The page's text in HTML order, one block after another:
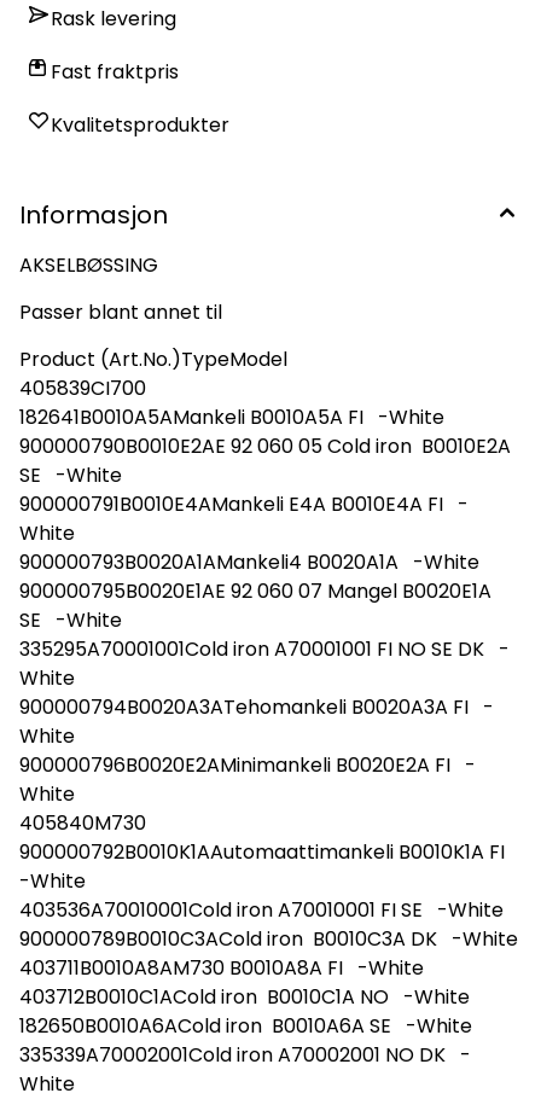
Rask levering
Fast fraktpris
Kvalitetsprodukter
Informasjon
AKSELBØSSING
Passer blant annet til
Product (Art.No.)TypeModel
405839CI700
182641B0010A5AMankeli B0010A5A FI -White
900000790B0010E2AE 92 060 05 Cold iron B0010E2A
SE -White
900000791B0010E4AMankeli E4A B0010E4A FI -
White
900000793B0020A1AMankeli4 B0020A1A -White
900000795B0020E1AE 92 060 07 Mangel B0020E1A
SE -White
335295A70001001Cold iron A70001001 FI NO SE DK -
White
900000794B0020A3ATehomankeli B0020A3A FI -
White
900000796B0020E2AMinimankeli B0020E2A FI -
White
405840M730
900000792B0010K1AAutomaattimankeli B0010K1A FI
-White
403536A70010001Cold iron A70010001 FI SE -White
900000789B0010C3ACold iron B0010C3A DK -White
403711B0010A8AM730 B0010A8A FI -White
403712B0010C1ACold iron B0010C1A NO -White
182650B0010A6ACold iron B0010A6A SE -White
335339A70002001Cold iron A70002001 NO DK -
White